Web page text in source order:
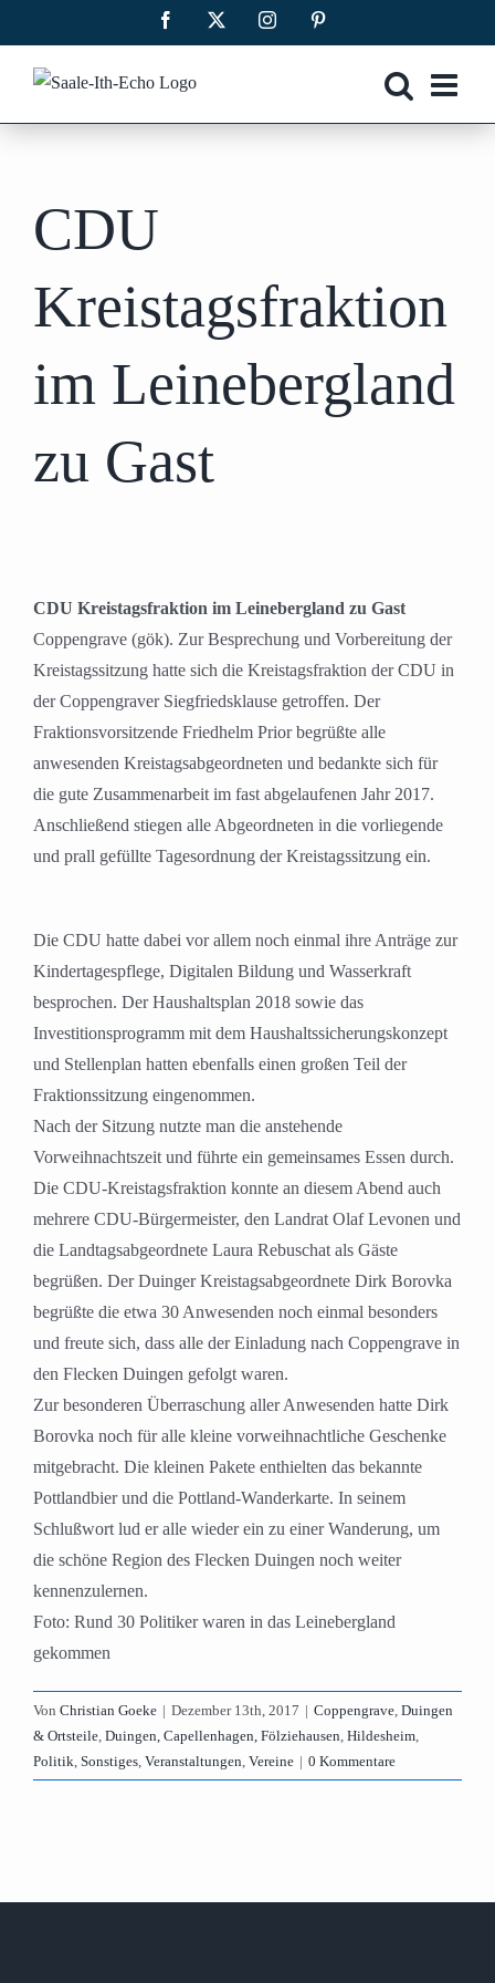
Inhalt
springen
Facebook Instagram
CDU
Kreistagsfraktion
im Leinebergland
zu Gast
CDU Kreistagsfraktion im Leinebergland zu Gast
Coppengrave (gök). Zur Besprechung und Vorbereitung der
Kreistagssitzung hatte sich die Kreistagsfraktion der CDU in
der Coppengraver Siegfriedsklause getroffen. Der
Fraktionsvorsitzende Friedhelm Prior begrüßte alle
anwesenden Kreistagsabgeordneten und bedankte sich für
die gute Zusammenarbeit im fast abgelaufenen Jahr 2017.
Anschließend stiegen alle Abgeordneten in die vorliegende
und prall gefüllte Tagesordnung der Kreistagssitzung ein.
Die CDU hatte dabei vor allem noch einmal ihre Anträge zur
Kindertagespflege, Digitalen Bildung und Wasserkraft
besprochen. Der Haushaltsplan 2018 sowie das
Investitionsprogramm mit dem Haushaltssicherungskonzept
und Stellenplan hatten ebenfalls einen großen Teil der
Fraktionssitzung eingenommen.
Nach der Sitzung nutzte man die anstehende
Vorweihnachtszeit und führte ein gemeinsames Essen durch.
Die CDU-Kreistagsfraktion konnte an diesem Abend auch
mehrere CDU-Bürgermeister, den Landrat Olaf Levonen und
die Landtagsabgeordnete Laura Rebuschat als Gäste
begrüßen. Der Duinger Kreistagsabgeordnete Dirk Borovka
begrüßte die etwa 30 Anwesenden noch einmal besonders
und freute sich, dass alle der Einladung nach Coppengrave in
den Flecken Duingen gefolgt waren.
Zur besonderen Überraschung aller Anwesenden hatte Dirk
Borovka noch für alle kleine vorweihnachtliche Geschenke
mitgebracht. Die kleinen Pakete enthielten das bekannte
Pottlandbier und die Pottland-Wanderkarte. In seinem
Schlußwort lud er alle wieder ein zu einer Wanderung, um
die schöne Region des Flecken Duingen noch weiter
kennenzulernen.
Foto: Rund 30 Politiker waren in das Leinebergland
gekommen
Von Christian Goeke | Dezember 13th, 2017 | Coppengrave, Duingen
& Ortsteile, Duingen, Capellenhagen, Fölziehausen, Hildesheim,
Politik, Sonstiges, Veranstaltungen, Vereine | 0 Kommentare